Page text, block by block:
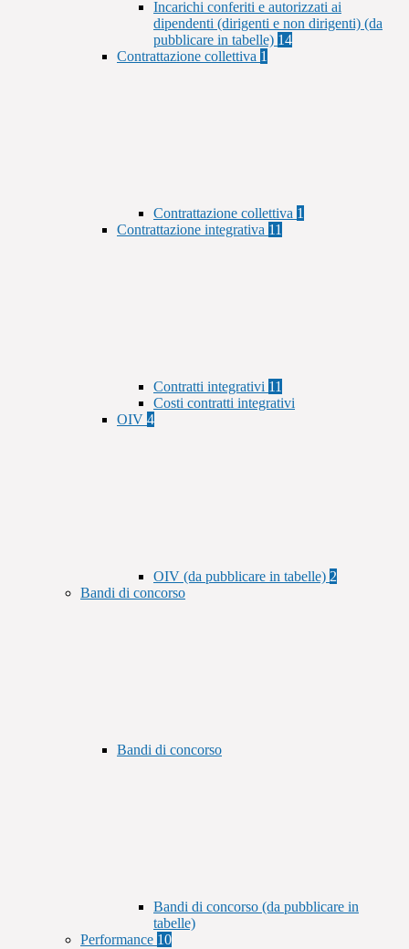
Incarichi conferiti e autorizzati ai
dipendenti (dirigenti e non dirigenti) (da
pubblicare in tabelle) 14
Contrattazione collettiva 1
Contrattazione collettiva 1
Contrattazione integrativa 11
Contratti integrativi 11
Costi contratti integrativi
OIV 4
OIV (da pubblicare in tabelle) 2
Bandi di concorso
Bandi di concorso
Bandi di concorso (da pubblicare in
tabelle)
Performance 10